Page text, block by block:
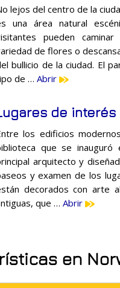
lejos del centro de la
una área natural
pueden
de flores o
bullicio de la ciudad. El
de … Abrir
de interés
los edificios
que se inauguró
arquitecto y
y examen de los
decorados con arte
que … Abrir
en